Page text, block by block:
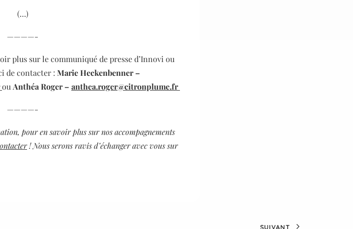
(…)
————-
plus sur le communiqué de presse d’Innovi ou
de contacter : Marie Heckenbenner –
ou Anthéa Roger – anthea.roger@citronplume.fr
————-
pour en savoir plus sur nos accompagnements
! Nous serons ravis d’échanger avec vous sur
SUIVANT